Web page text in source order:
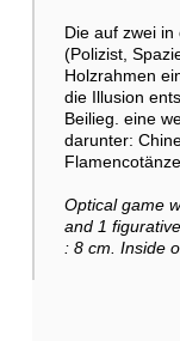
Die auf zwei
(Polizist,
Holzrahmen
die Illusion
Beilieg. eine
darunter:
Optical game
and 1
: 8 cm. Inside